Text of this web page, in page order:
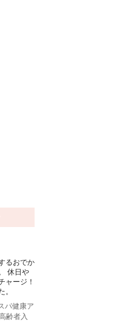
るおでか
休日や
ャージ！
。
パ健康ア
齢者入